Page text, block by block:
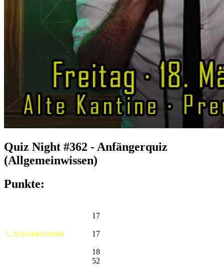
Quiz Night #362 - Anfängerquiz
(Allgemeinwissen)
Punkte:
1. Schweineförster
17
17
18
52